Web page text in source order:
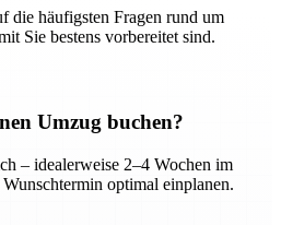
die häufigsten Fragen rund um
Sie bestens vorbereitet sind.
Umzug buchen?
– idealerweise 2–4 Wochen im
optimal einplanen.